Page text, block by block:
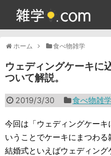
ホーム 食べ物雑学
ウェディングケーキに
ついて解説。
2019/3/30 食べ物雑学
今回は「ウェディングケー
いうことでケーキにまつわる
結婚式といえばウェディング
365日雑学カレンダー
面白い雑学
ためになる雑学
スポーツ雑学